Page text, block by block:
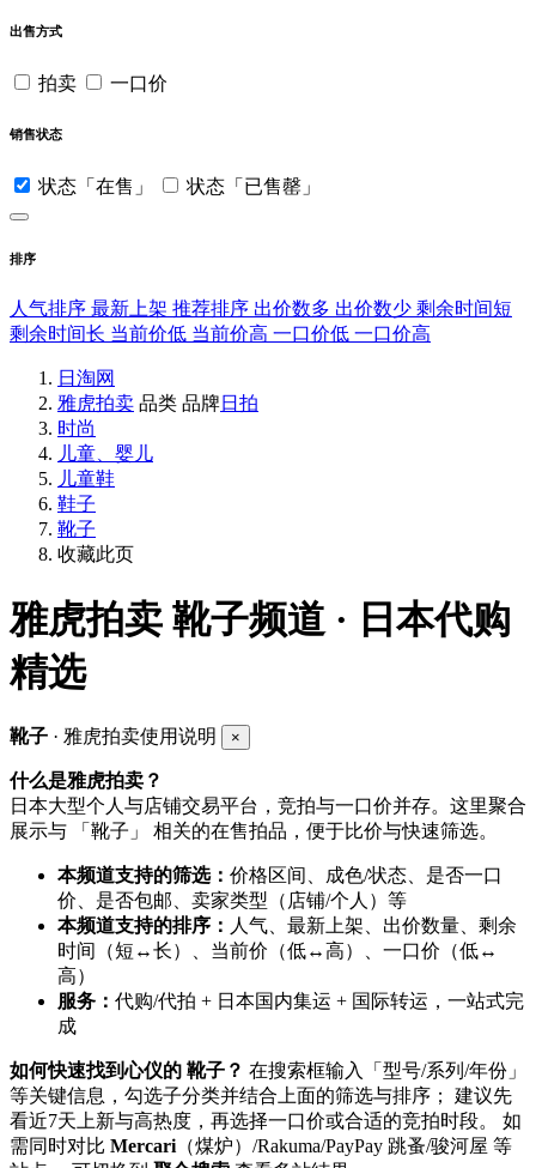
出售方式
拍卖 一口价
销售状态
状态「在售」 状态「已售罄」
排序
人气排序 最新上架 推荐排序 出价数多 出价数少 剩余时间短
剩余时间长 当前价低 当前价高 一口价低 一口价高
日淘网
雅虎拍卖 品类 品牌日拍
时尚
儿童、婴儿
儿童鞋
鞋子
靴子
收藏此页
雅虎拍卖 靴子频道 · 日本代购
精选
靴子 · 雅虎拍卖使用说明 ×
什么是雅虎拍卖？
日本大型个人与店铺交易平台，竞拍与一口价并存。这里聚合
展示与 「靴子」 相关的在售拍品，便于比价与快速筛选。
本频道支持的筛选： 价格区间、成色/状态、是否一口
价、是否包邮、卖家类型（店铺/个人）等
本频道支持的排序： 人气、最新上架、出价数量、剩余
时间（短↔长）、当前价（低↔高）、一口价（低↔
高）
服务： 代购/代拍 + 日本国内集运 + 国际转运，一站式完
成
如何快速找到心仪的 靴子？ 在搜索框输入「型号/系列/年份」
等关键信息，勾选子分类并结合上面的筛选与排序； 建议先
看近7天上新与高热度，再选择一口价或合适的竞拍时段。 如
需同时对比 Mercari （煤炉）/Rakuma/PayPay 跳蚤/骏河屋 等